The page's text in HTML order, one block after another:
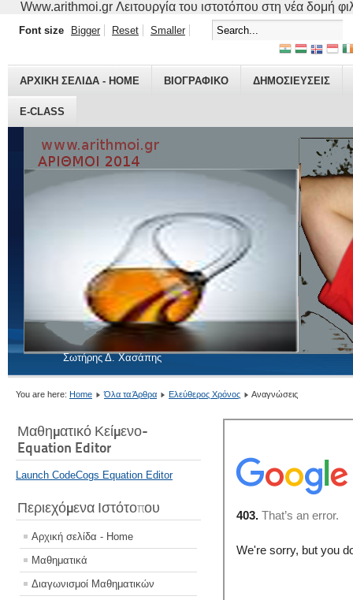
Www.arithmoi.gr Λειτουργία του ιστοτόπου στη νέα δομή
Σωτήρης Δ. Χασάπης
ΑΡΧΙΚΗ ΣΕΛΙΔΑ - HOME ΒΙΟΓΡΑΦΙΚO ΔΗΜΟΣΙΕΥΣΕΙΣ
E-CLASS
Font size Bigger Reset Smaller
You are here: Home Όλα τα Άρθρα Ελεύθερος Χρόνος Αναγνώσεις
Μαθηματικό Κείμενο-
Equation Editor
Launch CodeCogs Equation Editor
Περιεχόμενα Ιστότοπου
Αρχική σελίδα - Home
Μαθηματικά
Διαγωνισμοί Μαθηματικών